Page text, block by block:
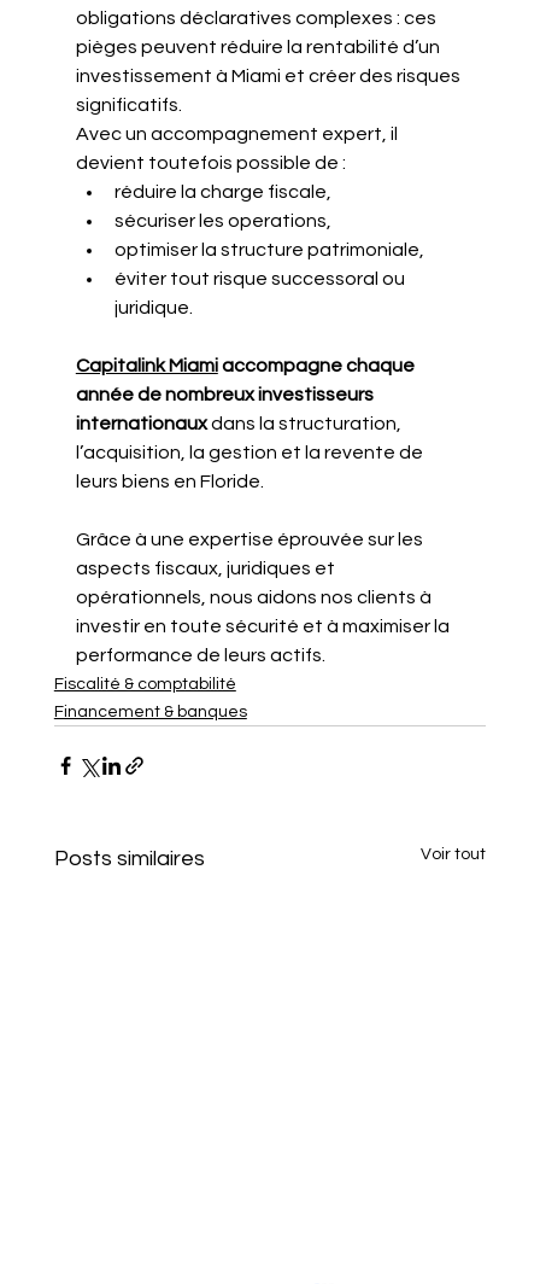
obligations déclaratives complexes : ces
pièges peuvent réduire la rentabilité d’un
investissement à Miami et créer des risques
significatifs.
Avec un accompagnement expert, il
devient toutefois possible de :
réduire la charge fiscale,
sécuriser les operations,
optimiser la structure patrimoniale,
éviter tout risque successoral ou
juridique.
Capitalink Miami accompagne chaque
année de nombreux investisseurs
internationaux dans la structuration,
l’acquisition, la gestion et la revente de
leurs biens en Floride.
Grâce à une expertise éprouvée sur les
aspects fiscaux, juridiques et
opérationnels, nous aidons nos clients à
investir en toute sécurité et à maximiser la
performance de leurs actifs.
Fiscalité & comptabilité
Financement & banques
Posts similaires Voir tout